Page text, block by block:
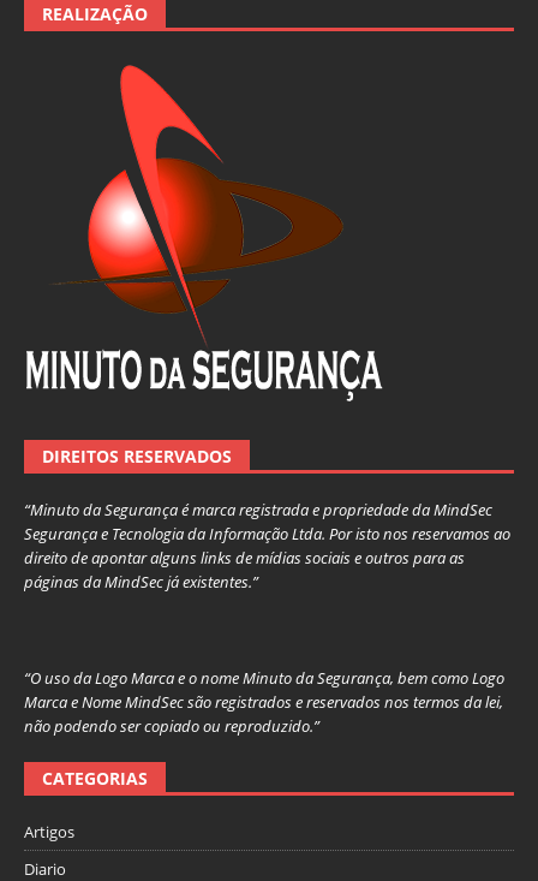
REALIZAÇÃO
DIREITOS RESERVADOS
“Minuto da Segurança é marca registrada e propriedade da MindSec
Segurança e Tecnologia da Informação Ltda. Por isto nos reservamos ao
direito de apontar alguns links de mídias sociais e outros para as
páginas da MindSec já existentes.”
“O uso da Logo Marca e o nome Minuto da Segurança, bem como Logo
Marca e Nome MindSec são registrados e reservados nos termos da lei,
não podendo ser copiado ou reproduzido.”
CATEGORIAS
Artigos
Diario